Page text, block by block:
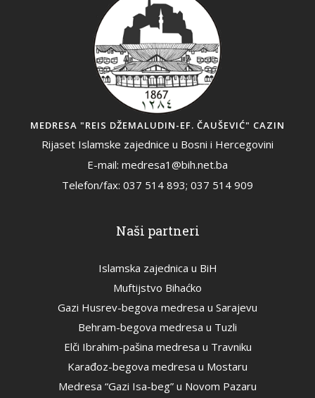
MEDRESA "REIS DŽEMALUDIN-EF. ČAUŠEVIĆ" CAZIN
Rijaset Islamske zajednice u Bosni i Hercegovini
E-mail: medresa1@bih.net.ba
Telefon/fax: 037 514 893; 037 514 909
Naši partneri
Islamska zajednica u BiH
Muftijstvo Bihaćko
Gazi Husrev-begova medresa u Sarajevu
Behram-begova medresa u Tuzli
Elči Ibrahim-pašina medresa u Travniku
Karađoz-begova medresa u Mostaru
Medresa “Gazi Isa-beg” u Novom Pazaru